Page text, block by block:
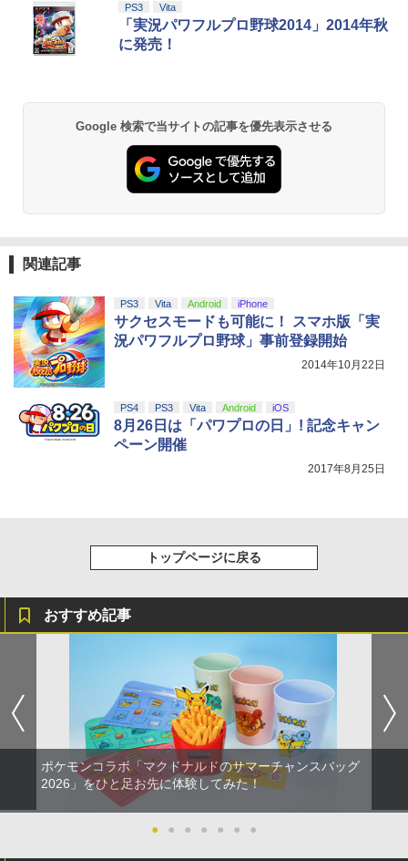
PS3 Vita
「実況パワフルプロ野球2014」2014年秋
に発売！
Google 検索で当サイトの記事を優先表示させる
関連記事
PS3 Vita Android iPhone
サクセスモードも可能に！ スマホ版「実
況パワフルプロ野球」事前登録開始
2014年10月22日
PS4 PS3 Vita Android iOS
8月26日は「パワプロの日」! 記念キャン
ペーン開催
2017年8月25日
トップページに戻る
おすすめ記事
ポケモンコラボ「マクドナルドのサマーチャンスバッグ
2026」をひと足お先に体験してみた！
● ● ● ● ● ● ●